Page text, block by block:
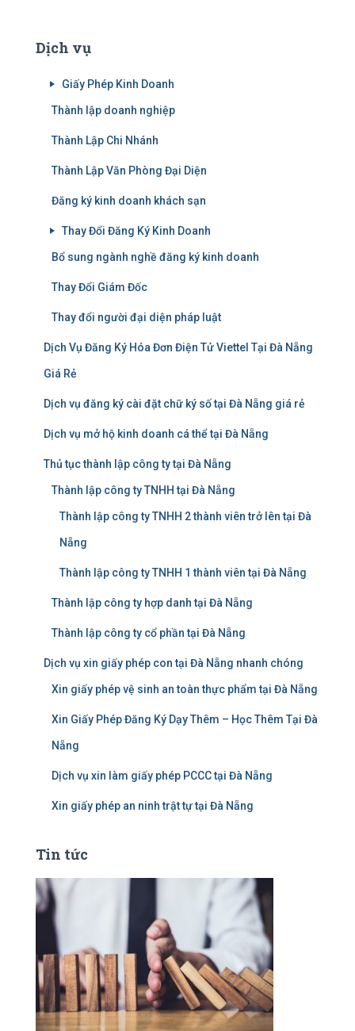
Dịch vụ
Giấy Phép Kinh Doanh
Thành lập doanh nghiệp
Thành Lập Chi Nhánh
Thành Lập Văn Phòng Đại Diện
Đăng ký kinh doanh khách sạn
Thay Đổi Đăng Ký Kinh Doanh
Bổ sung ngành nghề đăng ký kinh doanh
Thay Đổi Giám Đốc
Thay đổi người đại diện pháp luật
Dịch Vụ Đăng Ký Hóa Đơn Điện Tử Viettel Tại Đà Nẵng
Giá Rẻ
Dịch vụ đăng ký cài đặt chữ ký số tại Đà Nẵng giá rẻ
Dịch vụ mở hộ kinh doanh cá thể tại Đà Nẵng
Thủ tục thành lập công ty tại Đà Nẵng
Thành lập công ty TNHH tại Đà Nẵng
Thành lập công ty TNHH 2 thành viên trở lên tại Đà
Nẵng
Thành lập công ty TNHH 1 thành viên tại Đà Nẵng
Thành lập công ty hợp danh tại Đà Nẵng
Thành lập công ty cổ phần tại Đà Nẵng
Dịch vụ xin giấy phép con tại Đà Nẵng nhanh chóng
Xin giấy phép vệ sinh an toàn thực phẩm tại Đà Nẵng
Xin Giấy Phép Đăng Ký Dạy Thêm – Học Thêm Tại Đà
Nẵng
Dịch vụ xin làm giấy phép PCCC tại Đà Nẵng
Xin giấy phép an ninh trật tự tại Đà Nẵng
Tin tức